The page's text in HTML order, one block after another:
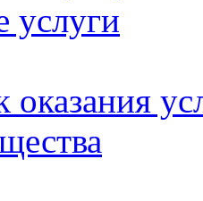
услуги
оказания